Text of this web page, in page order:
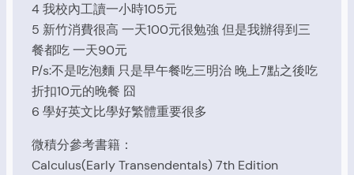
4 我校內工讀一小時105元
5 新竹消費很高 一天100元很勉強 但是我辦得到三
餐都吃 一天90元
P/s:不是吃泡麵 只是早午餐吃三明治 晚上7點之後吃
折扣10元的晚餐 囧
6 學好英文比學好繁體重要很多
微積分參考書籍：
Calculus(Early Transendentals) 7th Edition